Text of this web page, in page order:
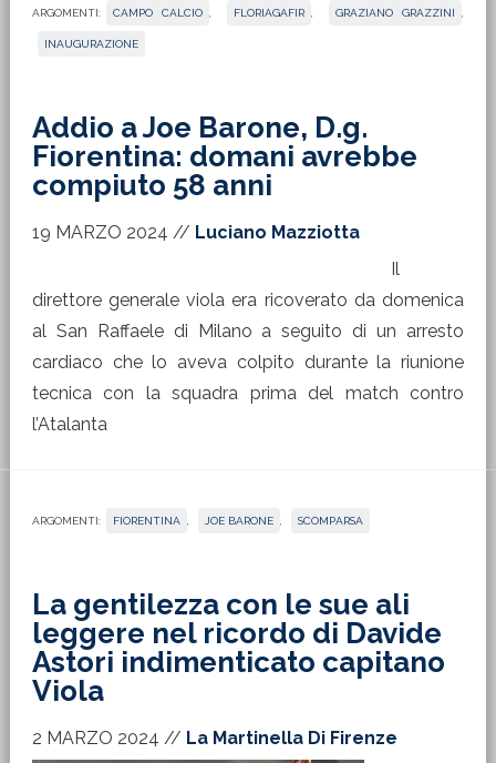
ARGOMENTI: CAMPO CALCIO FLORIAGAFIR GRAZIANO GRAZZINI
INAUGURAZIONE
Addio a Joe Barone, D.g.
Fiorentina: domani avrebbe
compiuto 58 anni
19 MARZO 2024 // Luciano Mazziotta
Il
direttore generale viola era ricoverato da domenica
al San Raffaele di Milano a seguito di un arresto
cardiaco che lo aveva colpito durante la riunione
tecnica con la squadra prima del match contro
l’Atalanta
ARGOMENTI: FIORENTINA JOE BARONE SCOMPARSA
La gentilezza con le sue ali
leggere nel ricordo di Davide
Astori indimenticato capitano
Viola
2 MARZO 2024 // La Martinella Di Firenze